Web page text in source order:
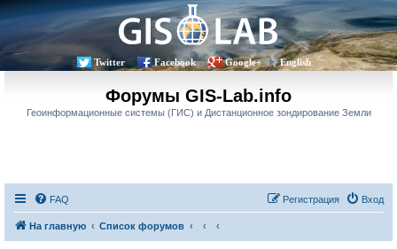
Twitter Facebook Google+ English
Форумы GIS-Lab.info
Геоинформационные системы (ГИС) и Дистанционное зондирование Земли
FAQ Вход
Регистрация
На главную Список форумов